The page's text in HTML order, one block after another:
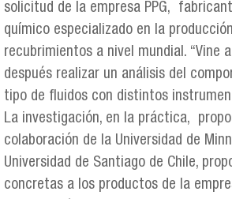
solicitud de la empresa PPG,
químico especializado en la
recubrimientos a nivel mundial. “Vine
después realizar un análisis del
tipo de fluidos con distintos
La investigación, en la práctica,
colaboración de la Universidad de
Universidad de Santiago de Chile,
concretas a los productos de la